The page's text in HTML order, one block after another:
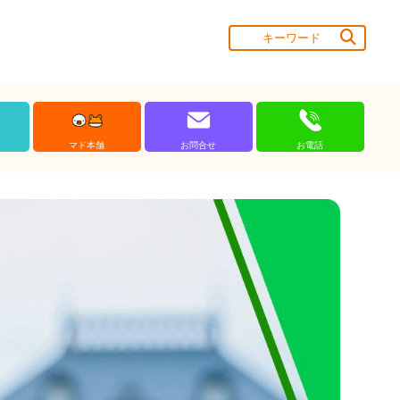
マド本舗 お問合せ お電話